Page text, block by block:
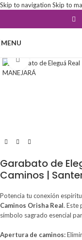
Skip to navigation Skip to
MENU
Click to enlarge
Garabato de
Caminos |
Potencia tu conexión
Caminos Orisha Real. Este
símbolo sagrado esencial
Apertura de caminos: